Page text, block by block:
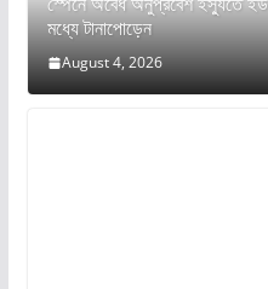
মধ্যে টানাপোড়েন
August 4, 2026